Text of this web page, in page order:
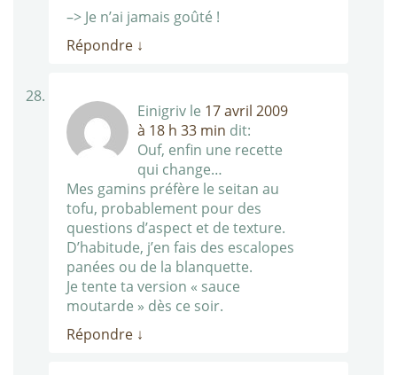
–> Je n’ai jamais goûté !
Répondre ↓
Einigriv le 17 avril 2009
à 18 h 33 min dit:
Ouf, enfin une recette
qui change…
Mes gamins préfère le seitan au
tofu, probablement pour des
questions d’aspect et de texture.
D’habitude, j’en fais des escalopes
panées ou de la blanquette.
Je tente ta version « sauce
moutarde » dès ce soir.
Répondre ↓